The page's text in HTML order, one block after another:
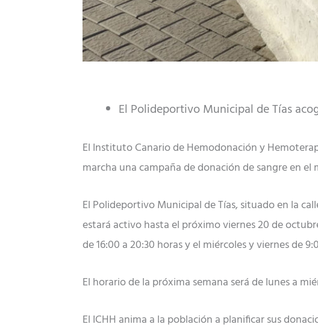
El Polideportivo Municipal de Tías
El Instituto Canario de Hemodonación y
marcha una campaña de donación de sangre en el
El Polideportivo Municipal de Tías, situado en la
estará activo hasta el próximo viernes 20 de
de 16:00 a 20:30 horas y el miércoles y viernes de
El horario de la próxima semana será de lunes a
El ICHH anima a la población a planificar sus